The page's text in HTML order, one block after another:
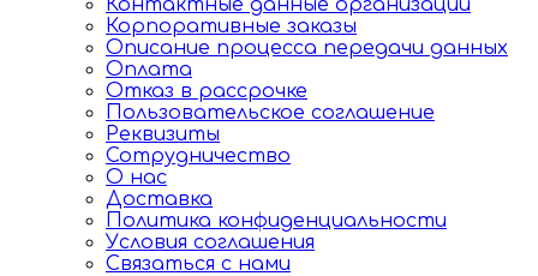
Контактные данные организации
Корпоративные заказы
Описание процесса передачи данных
Оплата
Отказ в рассрочке
Пользовательское соглашение
Реквизиты
Сотрудничество
О нас
Доставка
Политика конфиденциальности
Условия соглашения
Связаться с нами